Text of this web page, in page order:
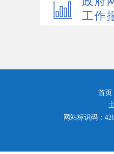
工作
首页
网站标识码：